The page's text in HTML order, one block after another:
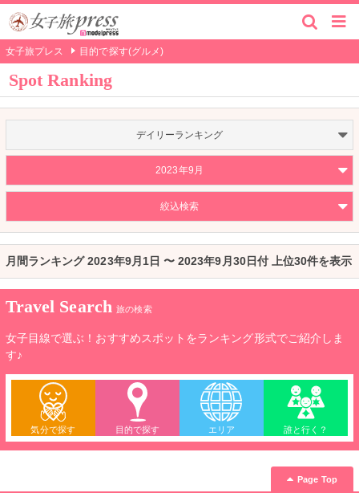
女子旅プレス 目的で探す(グルメ)
Spot Ranking
デイリーランキング
2023年9月
絞込検索
月間ランキング 2023年9月1日 〜 2023年9月30日付 上位30件を表示
Travel Search 旅の検索
女子目線で選ぶ！おすすめスポットをランキング形式でご紹介しま
す♪
気分で探す 目的で探す エリア 誰と行く？
Page Top